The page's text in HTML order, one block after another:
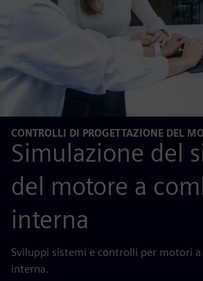
CONTROLLI DI PROGETTAZIONE DEL
Simulazione del
del motore a
interna
Sviluppi sistemi e controlli per motori
interna.